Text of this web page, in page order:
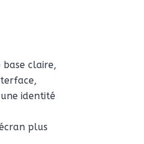
claire,
identité
plus